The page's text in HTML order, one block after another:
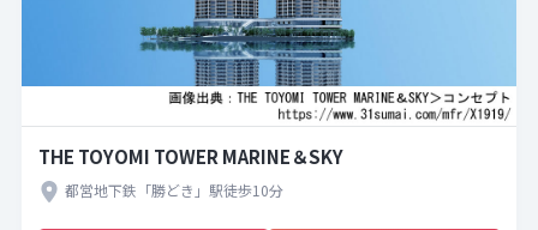
THE TOYOMI TOWER MARINE＆SKY
都営地下鉄「勝どき」駅徒歩10分